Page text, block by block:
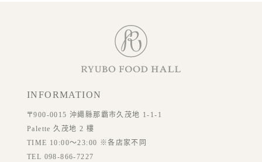
INFORMATION
〒900-0015 沖繩縣那霸市久茂地 1-1-1
Palette 久茂地 2 樓
TIME 10:00～23:00 ※各店家不同
TEL 098-866-7227